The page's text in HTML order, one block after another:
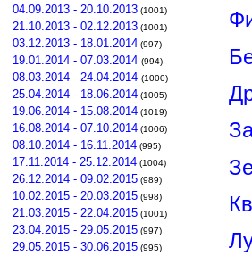
04.09.2013 - 20.10.2013 (1001)
21.10.2013 - 02.12.2013 (1001)
03.12.2013 - 18.01.2014 (997)
19.01.2014 - 07.03.2014 (994)
08.03.2014 - 24.04.2014 (1000)
25.04.2014 - 18.06.2014 (1005)
19.06.2014 - 15.08.2014 (1019)
16.08.2014 - 07.10.2014 (1006)
08.10.2014 - 16.11.2014 (995)
17.11.2014 - 25.12.2014 (1004)
26.12.2014 - 09.02.2015 (989)
10.02.2015 - 20.03.2015 (998)
21.03.2015 - 22.04.2015 (1001)
23.04.2015 - 29.05.2015 (997)
29.05.2015 - 30.06.2015 (995)